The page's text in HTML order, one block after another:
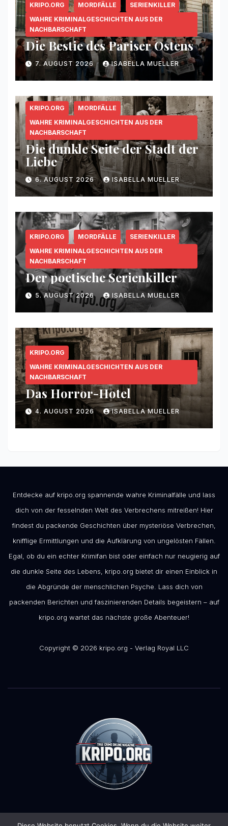
KRIPO.ORG MORDFÄLLE
SERIENKILLER
WAHRE KRIMINALGESCHICHTEN AUS DER
NACHBARSCHAFT
Die Bestie des Pariser Ostens
7. AUGUST 2026 ISABELLA MUELLER
KRIPO.ORG
MORDFÄLLE
WAHRE KRIMINALGESCHICHTEN AUS DER
NACHBARSCHAFT
Die dunkle Seite der Stadt der
Liebe
6. AUGUST 2026 ISABELLA MUELLER
KRIPO.ORG MORDFÄLLE
SERIENKILLER
WAHRE KRIMINALGESCHICHTEN AUS DER
NACHBARSCHAFT
Der poetische Serienkiller
5. AUGUST 2026 ISABELLA MUELLER
KRIPO.ORG
WAHRE KRIMINALGESCHICHTEN AUS DER
NACHBARSCHAFT
Das Horror-Hotel
4. AUGUST 2026 ISABELLA MUELLER
Entdecke auf kripo.org spannende wahre Kriminalfälle und lass
dich von der fesselnden Welt des Verbrechens mitreißen! Hier
findest du packende Geschichten über mysteriöse Verbrechen,
knifflige Ermittlungen und die Aufklärung von ungelösten Fällen.
Egal, ob du ein echter Krimifan bist oder einfach nur neugierig auf
die dunkle Seite des Lebens, kripo.org bietet dir einen Einblick in
die Abgründe der menschlichen Psyche. Lass dich von
packenden Berichten und faszinierenden Details begeistern – auf
kripo.org wartet das nächste große Abenteuer!
Copyright © 2026 kripo.org - Verlag Royal LLC